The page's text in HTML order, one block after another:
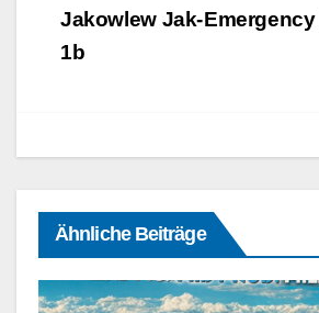
Emergency
Jakowlew Jak-
1b
Ähnliche Beiträge